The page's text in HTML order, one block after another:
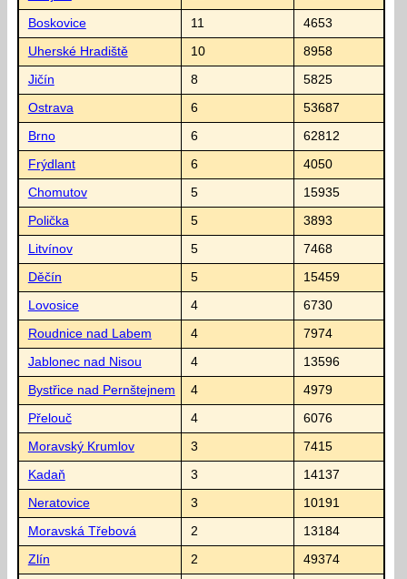
Boskovice 11 4653
Uherské Hradiště 10 8958
Jičín 8 5825
Ostrava 6 53687
Brno 6 62812
Frýdlant 6 4050
Chomutov 5 15935
Polička 5 3893
Litvínov 5 7468
Děčín 5 15459
Lovosice 4 6730
Roudnice nad Labem 4 7974
Jablonec nad Nisou 4 13596
Bystřice nad Pernštejnem 4 4979
Přelouč 4 6076
Moravský Krumlov 3 7415
Kadaň 3 14137
Neratovice 3 10191
Moravská Třebová 2 13184
Zlín 2 49374